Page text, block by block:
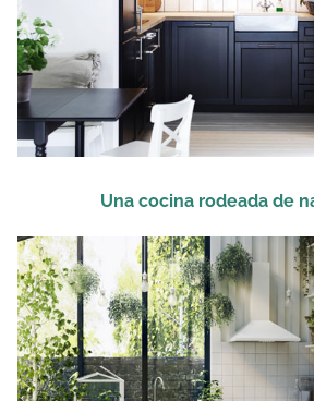
Una cocina rodeada de